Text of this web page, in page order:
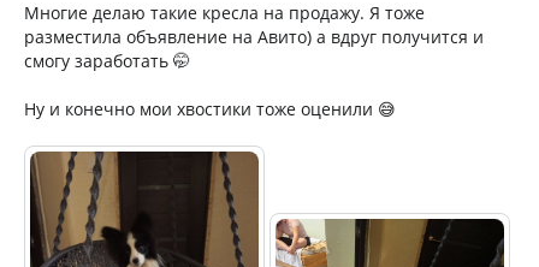
Многие делаю такие кресла на продажу. Я тоже
разместила объявление на Авито) а вдруг получится и
смогу заработать 🤭
Ну и конечно мои хвостики тоже оценили 😅